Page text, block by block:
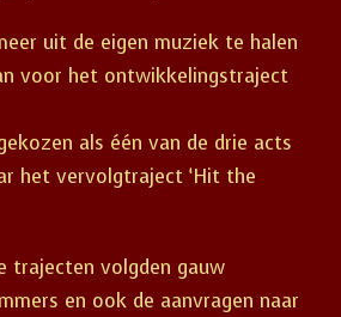
uit de eigen muziek te halen
voor het ontwikkelingstraject
als één van de drie acts
het vervolgtraject ‘Hit the
trajecten volgden gauw
en ook de aanvragen naar